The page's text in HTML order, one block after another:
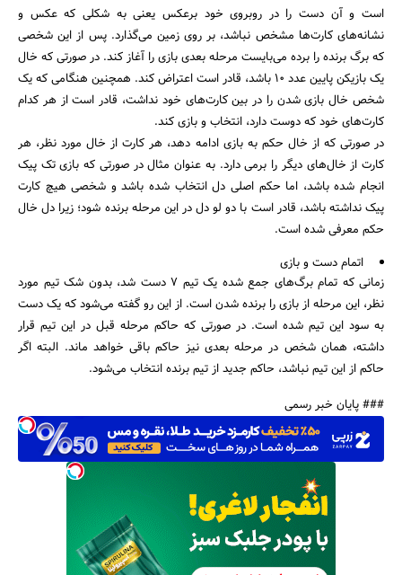
است و آن دست را در روبروی خود برعکس یعنی به شکلی که عکس و
نشانه‌های کارت‌ها مشخص نباشد، بر روی زمین می‌گذارد. پس از این شخصی
که برگ برنده را برده می‌بایست مرحله بعدی بازی را آغاز کند. در صورتی که خال
یک بازیکن پایین عدد ۱۰ باشد، قادر است اعتراض کند. همچنین هنگامی که یک
شخص خال بازی شدن را در بین کارت‌های خود نداشت، قادر است از هر کدام
کارت‌های خود که دوست دارد، انتخاب و بازی کند.
در صورتی که از خال حکم به بازی ادامه دهد، هر کارت از خال مورد نظر، هر
کارت از خال‌های دیگر را برمی دارد. به عنوان مثال در صورتی که بازی تک پیک
انجام شده باشد، اما حکم اصلی دل انتخاب شده باشد و شخصی هیچ کارت
پیک نداشته باشد، قادر است با دو لو دل در این مرحله برنده شود؛ زیرا دل خال
حکم معرفی شده است.
اتمام دست و بازی
زمانی که تمام برگ‌های جمع شده یک تیم ۷ دست شد، بدون شک تیم مورد
نظر، این مرحله از بازی را برنده شدن است. از این رو گفته می‌شود که یک دست
به سود این تیم شده است. در صورتی که حاکم مرحله قبل در این تیم قرار
داشته، همان شخص در مرحله بعدی نیز حاکم باقی خواهد ماند. البته اگر
حاکم از این تیم نباشد، حاکم جدید از تیم برنده انتخاب می‌شود.
### پایان خبر رسمی